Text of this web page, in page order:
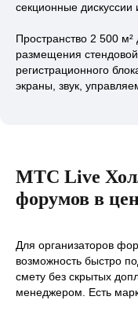
секционные дискуссии
Пространство 2 500
размещения
регистрационного
экраны, звук,
МТС Live
форумов в
Для организаторов
возможность быстро
смету без скрытых
менеджером. Есть